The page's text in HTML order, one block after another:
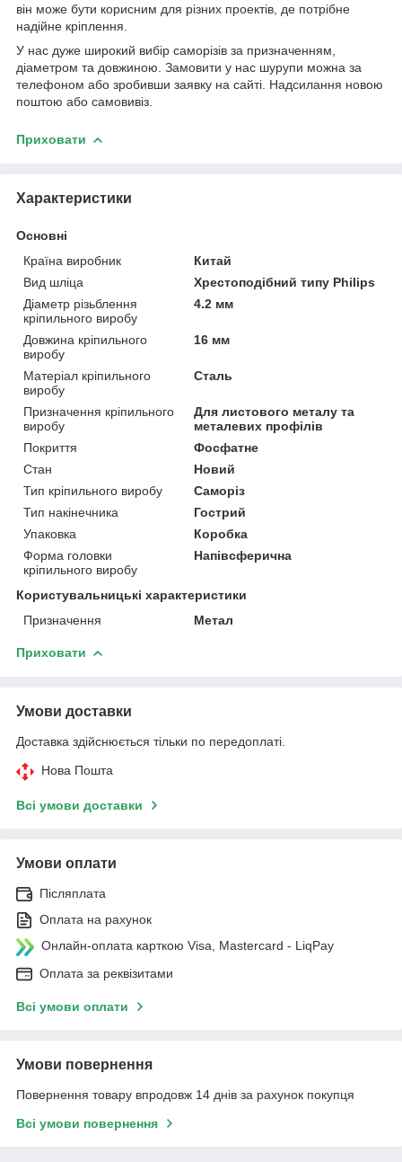
він може бути корисним для різних проектів, де потрібне
надійне кріплення.
У нас дуже широкий вибір саморізів за призначенням,
діаметром та довжиною. Замовити у нас шурупи можна за
телефоном або зробивши заявку на сайті. Надсилання новою
поштою або самовивіз.
Приховати
Характеристики
Основні
Країна виробник
Китай
Вид шліца
Хрестоподібний типу Philips
Діаметр різьблення
кріпильного виробу
4.2 мм
Довжина кріпильного
виробу
16 мм
Матеріал кріпильного
виробу
Сталь
Призначення кріпильного
виробу
Для листового металу та
металевих профілів
Покриття
Фосфатне
Стан
Новий
Тип кріпильного виробу
Саморіз
Тип накінечника
Гострий
Упаковка
Коробка
Форма головки
кріпильного виробу
Напівсферична
Користувальницькі характеристики
Призначення
Метал
Приховати
Умови доставки
Доставка здійснюється тільки по передоплаті.
Нова Пошта
Всі умови доставки
Умови оплати
Післяплата
Оплата на рахунок
Онлайн-оплата карткою Visa, Mastercard - LiqPay
Оплата за реквізитами
Всі умови оплати
Умови повернення
Повернення товару впродовж 14 днів за рахунок покупця
Всі умови повернення